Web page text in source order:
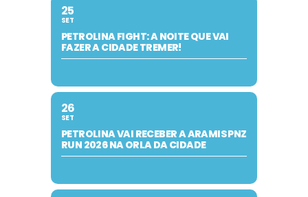
25
SET
PETROLINA FIGHT: A NOITE QUE VAI
FAZER A CIDADE TREMER!
26
SET
PETROLINA VAI RECEBER A ARAMIS PNZ
RUN 2026 NA ORLA DA CIDADE